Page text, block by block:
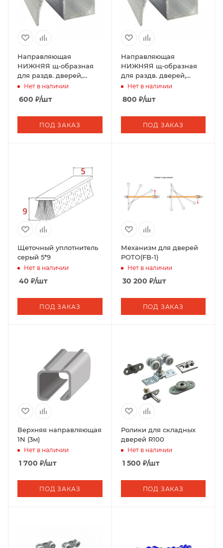
Направляющая
НИЖНЯЯ щ-образная
для раздв. дверей,
длина 2 м. № 2
Нет в наличии
600 ₽/шт
ПОД ЗАКАЗ
Направляющая
НИЖНЯЯ щ-образная
для раздв. дверей,
(1шт-3м)
Нет в наличии
800 ₽/шт
ПОД ЗАКАЗ
Щеточный уплотнитель
серый 5*9
Нет в наличии
40 ₽/шт
ПОД ЗАКАЗ
Механизм для дверей
POTO(FB-1)
Нет в наличии
30 200 ₽/шт
ПОД ЗАКАЗ
Верхняя направляющая
1N (3м)
Нет в наличии
1 700 ₽/шт
ПОД ЗАКАЗ
Ролики для складных
дверей R100
Нет в наличии
1 500 ₽/шт
ПОД ЗАКАЗ